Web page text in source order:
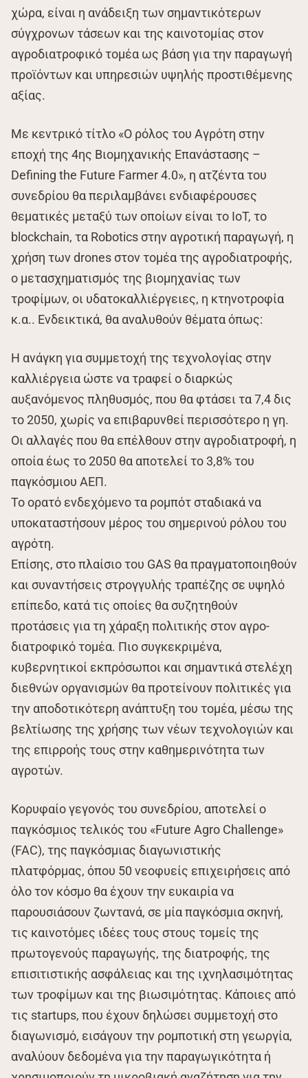
χώρα, είναι η ανάδειξη των σημαντικότερων
σύγχρονων τάσεων και της καινοτομίας στον
αγροδιατροφικό τομέα ως βάση για την παραγωγή
προϊόντων και υπηρεσιών υψηλής προστιθέμενης
αξίας.
Με κεντρικό τίτλο «Ο ρόλος του Αγρότη στην
εποχή της 4ης Βιομηχανικής Επανάστασης –
Defining the Future Farmer 4.0», η ατζέντα του
συνεδρίου θα περιλαμβάνει ενδιαφέρουσες
θεματικές μεταξύ των οποίων είναι το IoT, το
blockchain, τα Robotics στην αγροτική παραγωγή, η
χρήση των drones στον τομέα της αγροδιατροφής,
ο μετασχηματισμός της βιομηχανίας των
τροφίμων, οι υδατοκαλλιέργειες, η κτηνοτροφία
κ.α.. Ενδεικτικά, θα αναλυθούν θέματα όπως:
Η ανάγκη για συμμετοχή της τεχνολογίας στην
καλλιέργεια ώστε να τραφεί ο διαρκώς
αυξανόμενος πληθυσμός, που θα φτάσει τα 7,4 δις
το 2050, χωρίς να επιβαρυνθεί περισσότερο η γη.
Οι αλλαγές που θα επέλθουν στην αγροδιατροφή, η
οποία έως το 2050 θα αποτελεί το 3,8% του
παγκόσμιου ΑΕΠ.
Το ορατό ενδεχόμενο τα ρομπότ σταδιακά να
υποκαταστήσουν μέρος του σημερινού ρόλου του
αγρότη.
Επίσης, στο πλαίσιο του GAS θα πραγματοποιηθούν
και συναντήσεις στρογγυλής τραπέζης σε υψηλό
επίπεδο, κατά τις οποίες θα συζητηθούν
προτάσεις για τη χάραξη πολιτικής στον αγρο-
διατροφικό τομέα. Πιο συγκεκριμένα,
κυβερνητικοί εκπρόσωποι και σημαντικά στελέχη
διεθνών οργανισμών θα προτείνουν πολιτικές για
την αποδοτικότερη ανάπτυξη του τομέα, μέσω της
βελτίωσης της χρήσης των νέων τεχνολογιών και
της επιρροής τους στην καθημερινότητα των
αγροτών.
Κορυφαίο γεγονός του συνεδρίου, αποτελεί ο
παγκόσμιος τελικός του «Future Agro Challenge»
(FAC), της παγκόσμιας διαγωνιστικής
πλατφόρμας, όπου 50 νεοφυείς επιχειρήσεις από
όλο τον κόσμο θα έχουν την ευκαιρία να
παρουσιάσουν ζωντανά, σε μία παγκόσμια σκηνή,
τις καινοτόμες ιδέες τους στους τομείς της
πρωτογενούς παραγωγής, της διατροφής, της
επισιτιστικής ασφάλειας και της ιχνηλασιμότητας
των τροφίμων και της βιωσιμότητας. Κάποιες από
τις startups, που έχουν δηλώσει συμμετοχή στο
διαγωνισμό, εισάγουν την ρομποτική στη γεωργία,
αναλύουν δεδομένα για την παραγωγικότητα ή